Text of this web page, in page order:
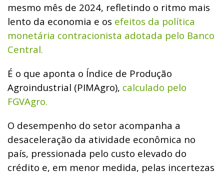
mesmo mês de 2024, refletindo o ritmo mais
lento da economia e os efeitos da política
monetária contracionista adotada pelo Banco
Central.
É o que aponta o Índice de Produção
Agroindustrial (PIMAgro), calculado pelo
FGVAgro.
O desempenho do setor acompanha a
desaceleração da atividade econômica no
país, pressionada pelo custo elevado do
crédito e, em menor medida, pelas incertezas